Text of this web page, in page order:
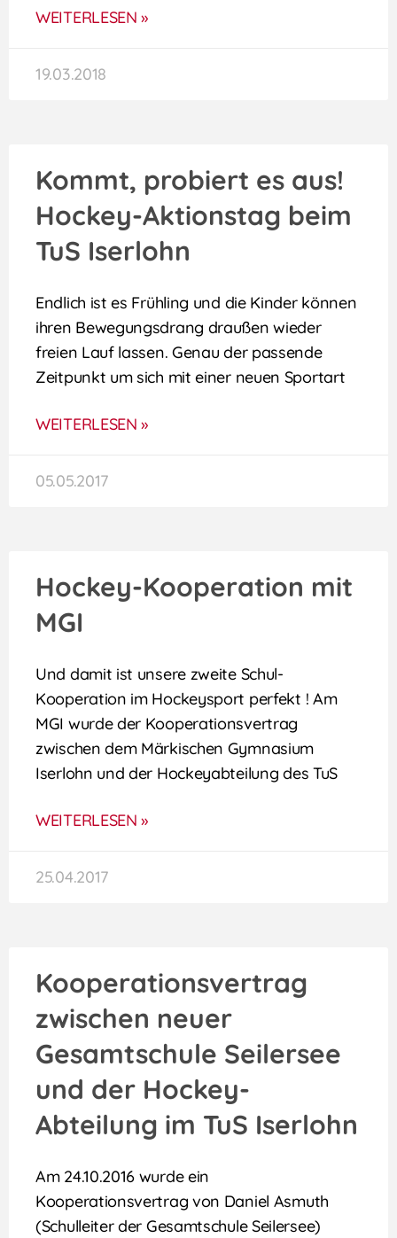
WEITERLESEN »
19.03.2018
Kommt, probiert es aus!
Hockey-Aktionstag beim
TuS Iserlohn
Endlich ist es Frühling und die Kinder können
ihren Bewegungsdrang draußen wieder
freien Lauf lassen. Genau der passende
Zeitpunkt um sich mit einer neuen Sportart
WEITERLESEN »
05.05.2017
Hockey-Kooperation mit
MGI
Und damit ist unsere zweite Schul-
Kooperation im Hockeysport perfekt ! Am
MGI wurde der Kooperationsvertrag
zwischen dem Märkischen Gymnasium
Iserlohn und der Hockeyabteilung des TuS
WEITERLESEN »
25.04.2017
Kooperationsvertrag
zwischen neuer
Gesamtschule Seilersee
und der Hockey-
Abteilung im TuS Iserlohn
Am 24.10.2016 wurde ein
Kooperationsvertrag von Daniel Asmuth
(Schulleiter der Gesamtschule Seilersee)